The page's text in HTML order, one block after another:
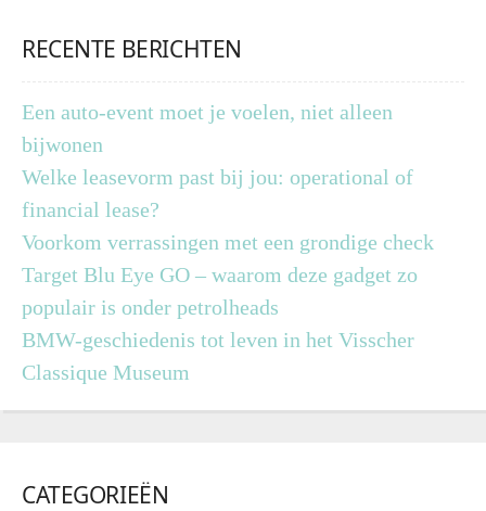
RECENTE BERICHTEN
Een auto-event moet je voelen, niet alleen
bijwonen
Welke leasevorm past bij jou: operational of
financial lease?
Voorkom verrassingen met een grondige check
Target Blu Eye GO – waarom deze gadget zo
populair is onder petrolheads
BMW-geschiedenis tot leven in het Visscher
Classique Museum
CATEGORIEËN